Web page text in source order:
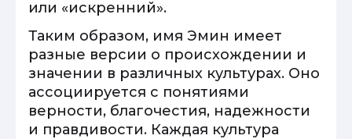
или «искренний».
Таким образом, имя Эмин имеет
разные версии о происхождении и
значении в различных культурах. Оно
ассоциируется с понятиями
верности, благочестия, надежности
и правдивости. Каждая культура